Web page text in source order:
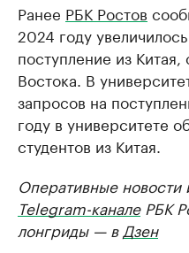
Ранее РБК Ростов
2024 году
поступление из
Востока. В
запросов на
году в университете
студентов из Китая.
Оперативные
Telegram-каналеРБК
лонгриды — в Дзен